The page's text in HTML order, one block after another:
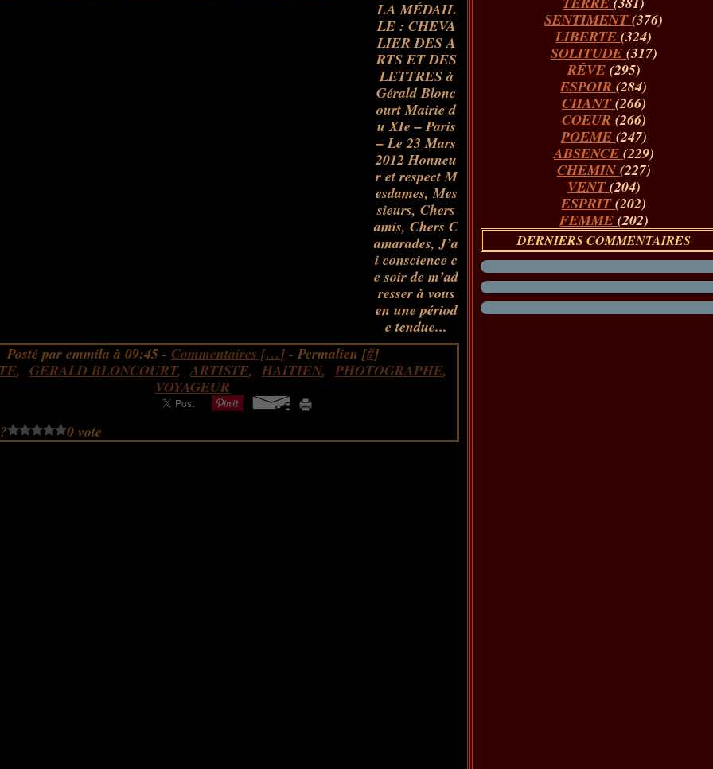
LA MÉDAIL
LE : CHEVA
LIER DES A
RTS ET DES
LETTRES à
Gérald Blonc
ourt Mairie d
u XIe – Paris
– Le 23 Mars
2012 Honneu
r et respect M
esdames, Mes
sieurs, Chers
amis, Chers C
amarades, J’a
i conscience c
e soir de m’ad
resser à vous
en une périod
e tendue...
Posté par emmila à 09:45 - Commentaires […]- Permalien [#]
, GERALD BLONCOURT,ARTISTE, HAITIEN, PHOTOGRAPHE,
VOYAGEUR
0 vote
SENTIMENT(376)
LIBERTE(324)
SOLITUDE (317)
RÊVE (295)
ESPOIR(284)
CHANT(266)
COEUR (266)
POEME (247)
ABSENCE (229)
CHEMIN(227)
VENT(204)
ESPRIT(202)
FEMME (202)
DERNIERS COMMENTAIRES